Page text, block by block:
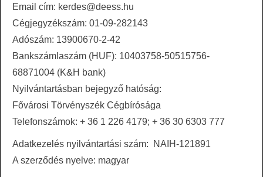
Email cím: kerdes@deess.hu
Cégjegyzékszám: 01-09-282143
Adószám: 13900670-2-42
Bankszámlaszám (HUF): 10403758-50515756-
68871004 (K&H bank)
Nyilvántartásban bejegyző hatóság:
Fővárosi Törvényszék Cégbírósága
Telefonszámok: + 36 1 226 4179; + 36 30 6303 777
Adatkezelés nyilvántartási szám: NAIH-121891
A szerződés nyelve: magyar